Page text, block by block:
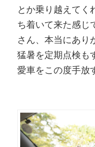
とか乗り越えてく
ち着いて来た感じ
さん、本当にあり
猛暑を定期点検も
愛車をこの度手放